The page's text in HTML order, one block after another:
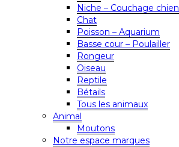
Niche – Couchage chien
Chat
Poisson – Aquarium
Basse cour – Poulailler
Rongeur
Oiseau
Reptile
Bétails
Tous les animaux
Animal
Moutons
Notre espace marques